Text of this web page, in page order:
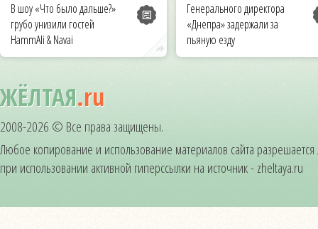
В шоу «Что было дальше?»
грубо унизили гостей
HammAli & Navai
Генерального директора
«Днепра» задержали за
пьяную езду
ЖЁЛТАЯ.ru
2008-2026 © Все права защищены.
Любое копирование и использование материалов сайта
при использовании активной гиперссылки на источник - zheltaya.ru